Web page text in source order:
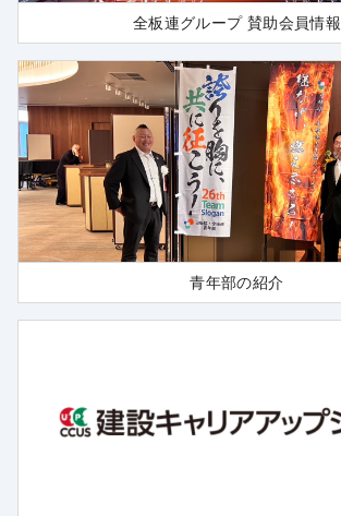
全板連グループ 賛助会員情報
青年部の紹介